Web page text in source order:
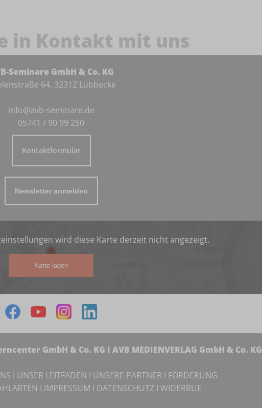
in Kontakt mit uns
Seminare GmbH & Co. KG
64, 32312 Lübbecke
info@avb-seminare.de
05741 / 90 99 250
Kontaktformular
Newsletter anmelden
wird diese Karte derzeit nicht angezeigt.
Karte laden
GmbH & Co. KG I AVB MEDIENVERLAG GmbH & Co. KG
I UNSER LEITFADEN I UNSERE PARTNER I FÖRDERUNG
I IMPRESSUM I DATENSCHUTZ I WIDERRUF